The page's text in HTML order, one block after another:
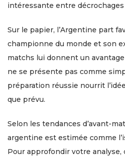
intéressante entre
Sur le papier, l’Argentine part
championne du monde et son
matchs lui donnent un
ne se présente pas comme
préparation réussie nourrit
que prévu.
Selon les tendances d’avant-
argentine est estimée comme
Pour approfondir votre